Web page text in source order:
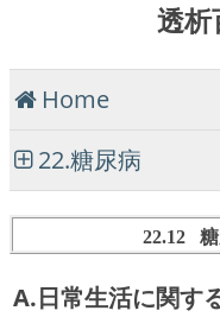
透
Home
22.糖尿病
22.12
A.日常生活に関す